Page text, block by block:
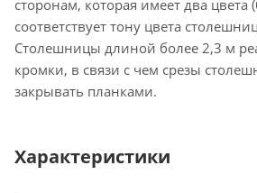
сторонам, которая имеет два
соответствует тону цвета
Столешницы длиной более 2,3 м
кромки, в связи с чем срезы
закрывать планками.
Характеристики